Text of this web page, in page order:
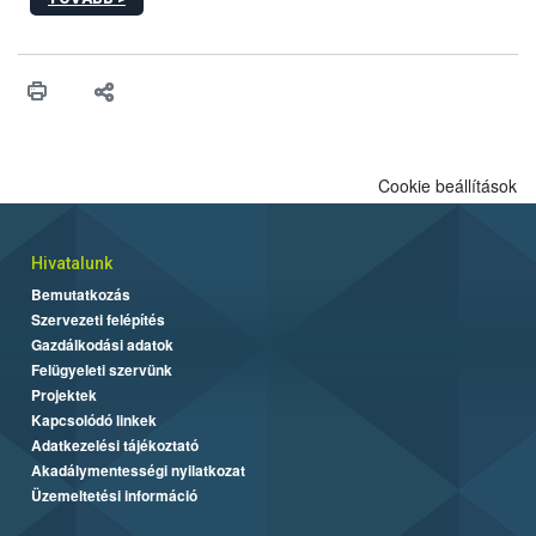
hatósági feladatokat, valamint a veszélyes eb tartását és annak
vonni az ebek viselkedésének megítélésében jártas szakértőt.
Cookie beállítások
Hivatalunk
Bemutatkozás
Szervezeti felépítés
Gazdálkodási adatok
Felügyeleti szervünk
Projektek
Kapcsolódó linkek
Adatkezelési tájékoztató
Akadálymentességi nyilatkozat
Üzemeltetési információ